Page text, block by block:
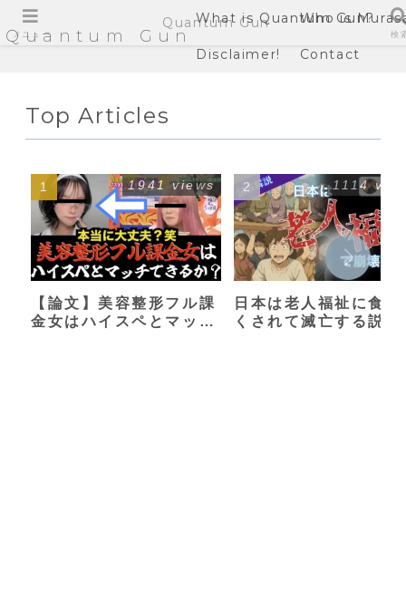
Quantum Gun
What is Quantum Gun?
Who is
Disclaimer! Contact
Top Articles
【論文】美容整形フル課
金女はハイスペとマッチ
1941 views
日本は老人福祉に食い
くされて滅亡する説
1114
メニュー
Quantum Gun
検